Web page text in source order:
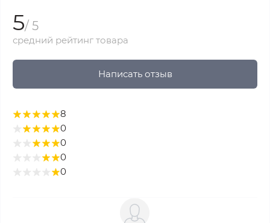
5/ 5
средний рейтинг товара
Написать отзыв
8
0
0
0
0